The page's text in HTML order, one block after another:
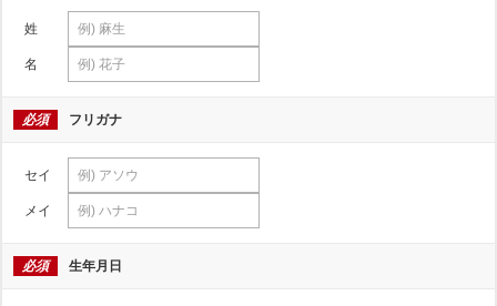
姓
名
必須 フリガナ
セイ
メイ
必須 生年月日